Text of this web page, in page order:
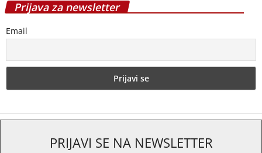
Prijava za newsletter
Email
PRIJAVI SE NA NEWSLETTER